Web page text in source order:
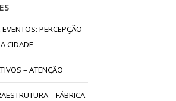
PERCEPÇÃO
CIDADE
– ATENÇÃO
– FÁBRICA